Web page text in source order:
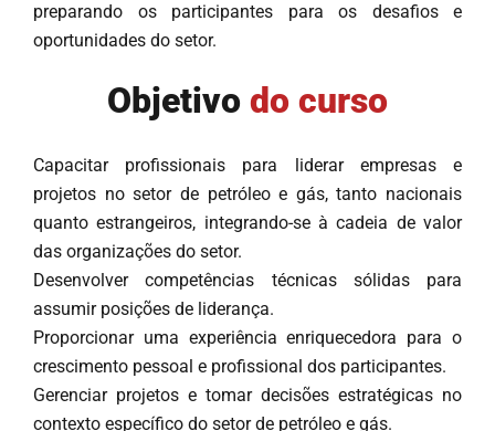
preparando os participantes para os desafios e
oportunidades do setor.
Objetivo do curso
Capacitar profissionais para liderar empresas e
projetos no setor de petróleo e gás, tanto nacionais
quanto estrangeiros, integrando-se à cadeia de valor
das organizações do setor.
Desenvolver competências técnicas sólidas para
assumir posições de liderança.
Proporcionar uma experiência enriquecedora para o
crescimento pessoal e profissional dos participantes.
Gerenciar projetos e tomar decisões estratégicas no
contexto específico do setor de petróleo e gás.